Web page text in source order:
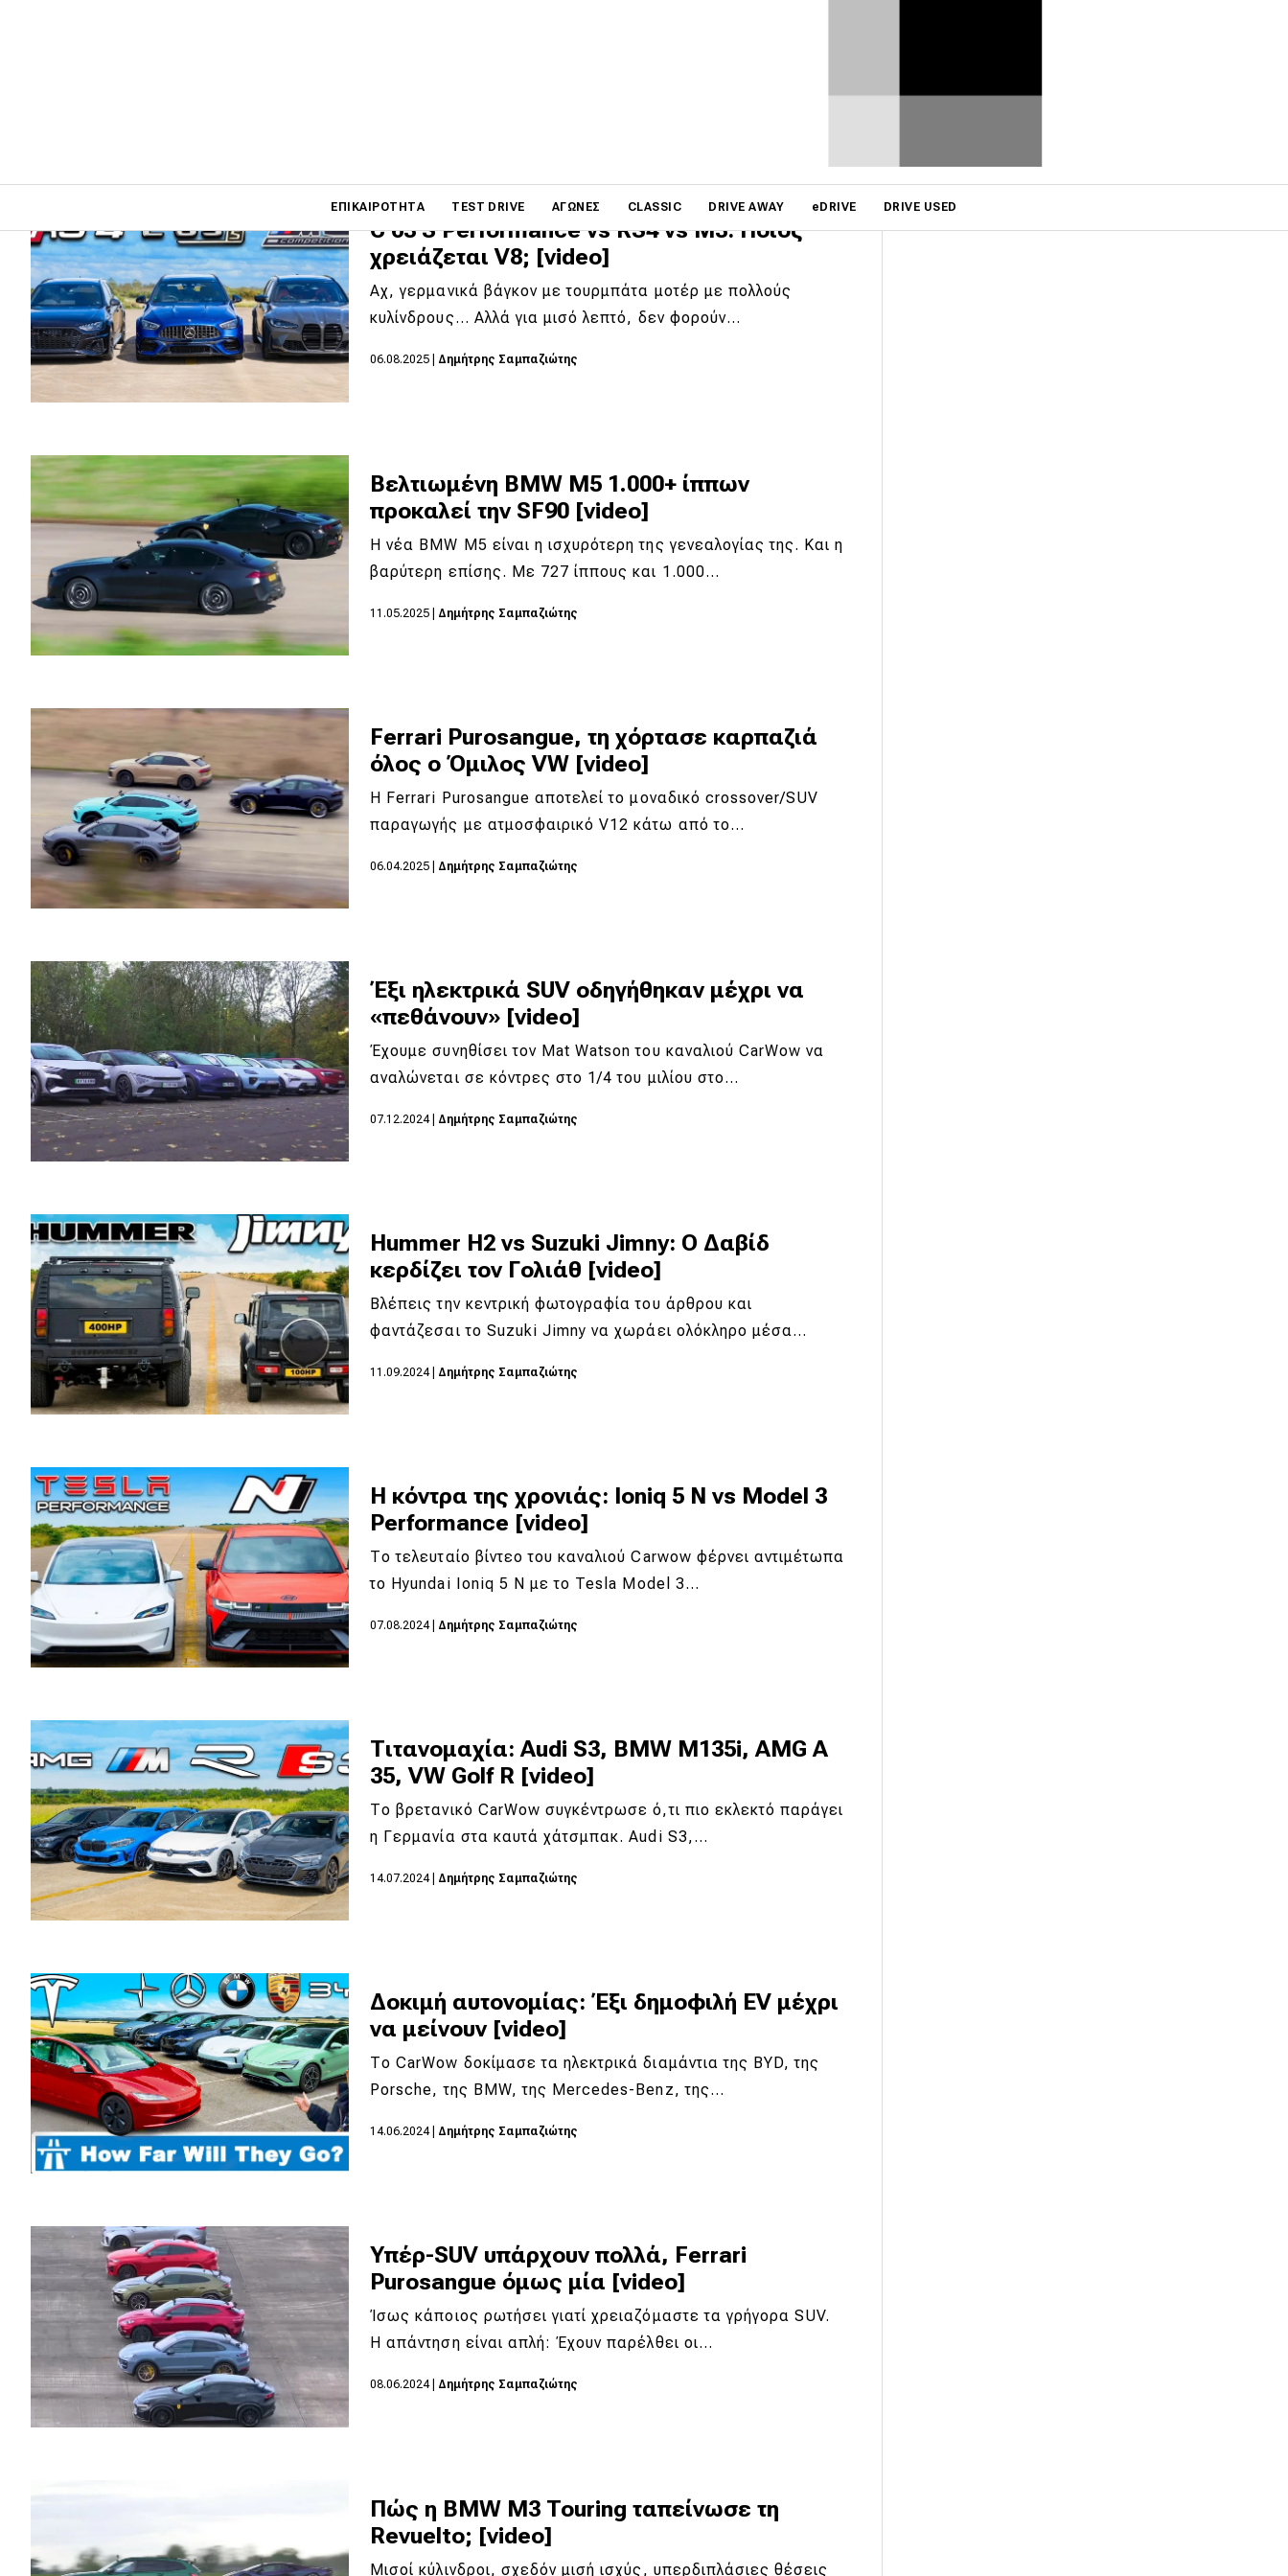
ΕΠΙΚΑΙΡΌΤΗΤΑ TEST DRIVE ΑΓΏΝΕΣ CLASSIC DRIVE AWAY eDRIVE DRIVE USED
Main navigation
Επικαιρότητα
Νέα μοντέλα
Πρωτότυπα
Κόσμος
Τεχνολογία
Ασφάλεια
Αγορά
Απόψεις
Δοκιμή
Αποστολή
Συγκρίνουμε
Αγώνες
Formula 1
Motorsport
Eco
Νέα
Τεχνολογία
Mobility
Classic
Νέα
Παρουσιάσεις
MOTO
Μεταχειρισμένο
Οδηγός αγοράς
Συμβουλές
Χρηστικά
Συμβουλές
ΚΤΕΟ
Οδική βοήθεια
eDRIVE
DRIVE USED
C 63 S Performance vs RS4 vs M3: Ποιος
χρειάζεται V8; [video]
Αχ, γερμανικά βάγκον με τουρμπάτα μοτέρ με πολλούς
κυλίνδρους... Αλλά για μισό λεπτό, δεν φορούν…
06.08.2025 Δημήτρης Σαμπαζιώτης
Βελτιωμένη BMW M5 1.000+ ίππων
προκαλεί την SF90 [video]
Η νέα BMW M5 είναι η ισχυρότερη της γενεαλογίας της. Και η
βαρύτερη επίσης. Με 727 ίππους και 1.000…
11.05.2025 Δημήτρης Σαμπαζιώτης
Ferrari Purosangue, τη χόρτασε καρπαζιά
όλος ο Όμιλος VW [video]
Η Ferrari Purosangue αποτελεί το μοναδικό crossover/SUV
παραγωγής με ατμοσφαιρικό V12 κάτω από το…
06.04.2025 Δημήτρης Σαμπαζιώτης
Έξι ηλεκτρικά SUV οδηγήθηκαν μέχρι να
«πεθάνουν» [video]
Έχουμε συνηθίσει τον Mat Watson του καναλιού CarWow να
αναλώνεται σε κόντρες στο 1/4 του μιλίου στο…
07.12.2024| Δημήτρης Σαμπαζιώτης
Hummer H2 vs Suzuki Jimny: Ο Δαβίδ
κερδίζει τον Γολιάθ [video]
Βλέπεις την κεντρική φωτογραφία του άρθρου και
φαντάζεσαι το Suzuki Jimny να χωράει ολόκληρο μέσα…
11.09.2024| Δημήτρης Σαμπαζιώτης
Η κόντρα της χρονιάς: Ioniq 5 N vs Model 3
Performance [video]
Το τελευταίο βίντεο του καναλιού Carwow φέρνει αντιμέτωπα
το Hyundai Ioniq 5 N με το Tesla Model 3…
07.08.2024| Δημήτρης Σαμπαζιώτης
Τιτανομαχία: Audi S3, BMW M135i, AMG A
35, VW Golf R [video]
Το βρετανικό CarWow συγκέντρωσε ό,τι πιο εκλεκτό παράγει
η Γερμανία στα καυτά χάτσμπακ. Audi S3,…
14.07.2024| Δημήτρης Σαμπαζιώτης
Δοκιμή αυτονομίας: Έξι δημοφιλή EV μέχρι
να μείνουν [video]
Το CarWow δοκίμασε τα ηλεκτρικά διαμάντια της BYD, της
Porsche, της BMW, της Mercedes-Benz, της…
14.06.2024| Δημήτρης Σαμπαζιώτης
Υπέρ-SUV υπάρχουν πολλά, Ferrari
Purosangue όμως μία [video]
Ίσως κάποιος ρωτήσει γιατί χρειαζόμαστε τα γρήγορα SUV.
Η απάντηση είναι απλή: Έχουν παρέλθει οι…
08.06.2024| Δημήτρης Σαμπαζιώτης
Πώς η BMW M3 Touring ταπείνωσε τη
Revuelto; [video]
Μισοί κύλινδροι, σχεδόν μισή ισχύς, υπερδιπλάσιες θέσεις